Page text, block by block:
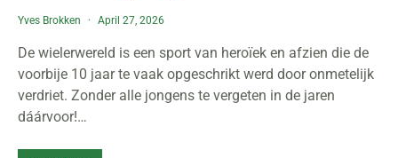
Yves Brokken April 27, 2026
De wielerwereld is een sport van heroïek en afzien die de
voorbije 10 jaar te vaak opgeschrikt werd door onmetelijk
verdriet. Zonder alle jongens te vergeten in de jaren
dáárvoor!…